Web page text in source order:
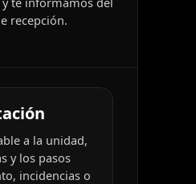
recepción.
a la unidad,
y los pasos
incidencias o